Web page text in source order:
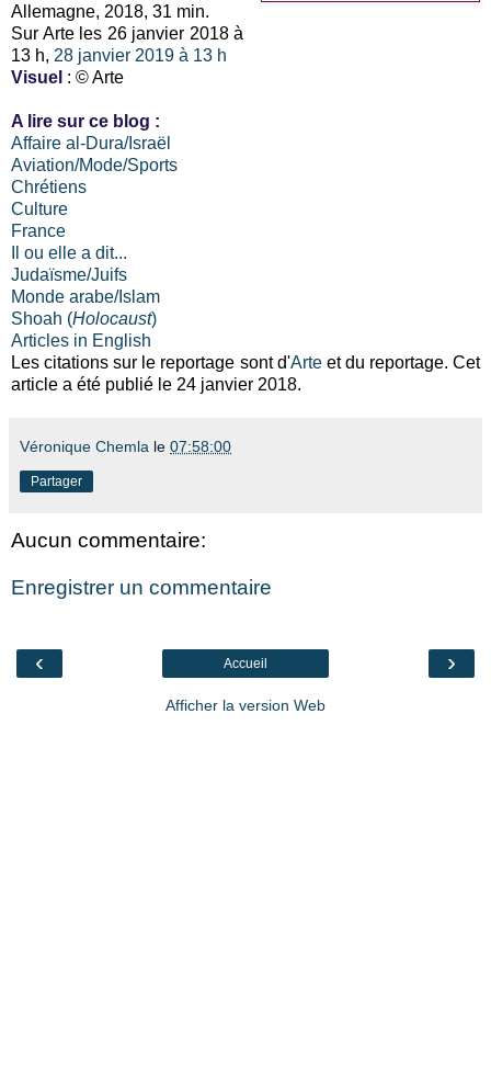
Allemagne, 2018, 31 min.
Sur Arte les 26 janvier 2018 à
13 h, 28 janvier 2019 à 13 h
Visuel : © Arte
A lire sur ce blog :
Affaire al-Dura/Israël
Aviation/Mode/Sports
Chrétiens
Culture
France
Il ou elle a dit...
Judaïsme/Juifs
Monde arabe/Islam
Shoah (Holocaust)
Articles in English
Les citations sur le reportage sont d'Arteet du reportage. Cet
article a été publié le 24 janvier 2018.
Véronique Chemla le 07:58:00
Partager
Aucun commentaire:
Enregistrer un commentaire
‹ ›
Accueil
Afficher la version Web